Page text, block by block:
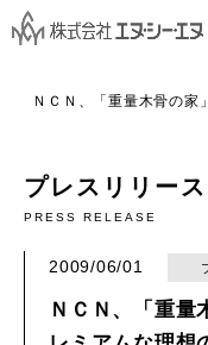
ＮＣＮ、「重量木骨の家
プレスリリース
PRESS RELEASE
2009/06/01
ＮＣＮ、「重量